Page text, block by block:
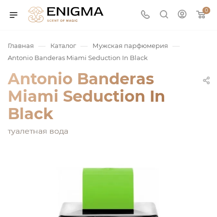
0
Главная — Каталог — Мужская парфюмерия —
Antonio Banderas Miami Seduction In Black
Antonio Banderas
Miami Seduction In
Black
туалетная вода